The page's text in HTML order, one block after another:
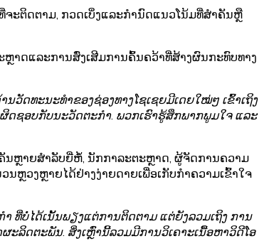
ະຕິດຕາມ, ກວດເບິ່ງແລະກໍານົດແນວໂນ້ມທີ່ສໍາຄັນຫຼື
າດແລະການສົ່ງເສີມການຄົ້ນຄວ້າທີ່ສ້າງຜົນກະທົບທາງ
ວັດທະນະທຳຂອງຊ່ອງທາງໂຊເຊຍມີເດຍໃໝ່ໆ ເຂົ້າເຖິງ
ດຊອບກັບນະວັດຕະກຳ. ພວກເຮົາຮູ້ສຶກພາກພູມໃຈ ແລະ
ນຫຼາຍສໍາລັບຍີ່ຫໍ້, ນັກກາລະຕະຫຼາດ, ຜູ້ຈັດການຄວາມ
ນຫຼວງຫຼາຍໄດ້ຢ່າງງ່າຍດາຍເພື່ອເກັບກໍາຄວາມເຂົ້າໃຈ
ທີ່ບໍ່ໄດ້ເນັ້ນພຽງແຕ່ການຕິດຕາມ ແຕ່ຍັງລວມເຖິງ ການ
ລິດຕະພັນ. ສິ່ງເຫຼົ່ານີ້ລວມມີການວິເຄາະເນື້ອຫາວິດີໂອ